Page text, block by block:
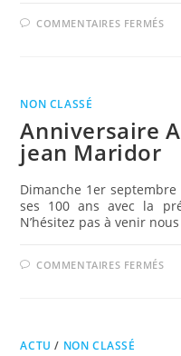
COMMENTAIRES FERMÉSSUR
NON CLASSÉ
Anniversaire
jean Maridor
Dimanche 1er septembre
ses 100 ans avec la
N’hésitez pas à venir
COMMENTAIRES FERMÉSSUR
ACTU / NON CLASSÉ